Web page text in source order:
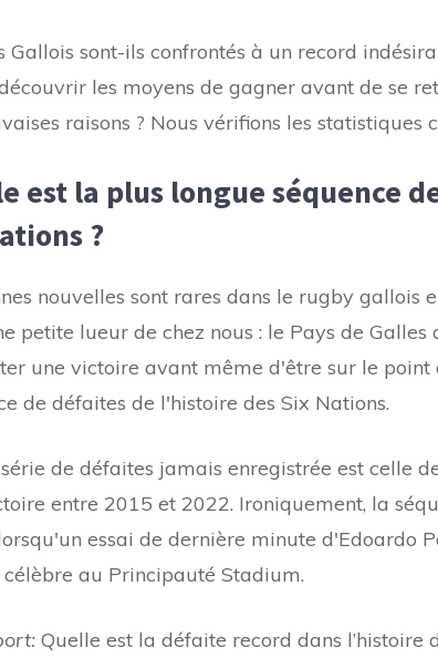
Gallois sont-ils confrontés à un record
les moyens de gagner avant de se
raisons ? Nous vérifions les statistiques
est la plus longue séquence
?
nouvelles sont rares dans le rugby gallois
petite lueur de chez nous : le Pays de
une victoire avant même d'être sur le
de défaites de l'histoire des Six Nations.
de défaites jamais enregistrée est celle
entre 2015 et 2022. Ironiquement, la
essai de dernière minute d'Edoardo
au Principauté Stadium.
Quelle est la défaite record dans l’histoire